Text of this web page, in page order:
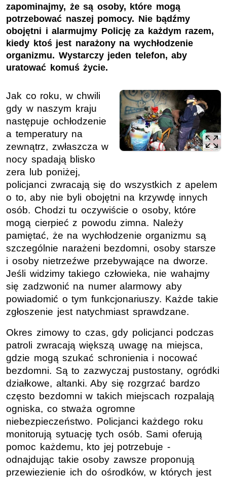
zapominajmy, że są osoby, które mogą
potrzebować naszej pomocy. Nie bądźmy
obojętni i alarmujmy Policję za każdym razem,
kiedy ktoś jest narażony na wychłodzenie
organizmu. Wystarczy jeden telefon, aby
uratować komuś życie.
Jak co roku, w chwili
gdy w naszym kraju
następuje ochłodzenie
a temperatury na
zewnątrz, zwłaszcza w
nocy spadają blisko
zera lub poniżej,
policjanci zwracają się do wszystkich z apelem
o to, aby nie byli obojętni na krzywdę innych
osób. Chodzi tu oczywiście o osoby, które
mogą cierpieć z powodu zimna. Należy
pamiętać, że na wychłodzenie organizmu są
szczególnie narażeni bezdomni, osoby starsze
i osoby nietrzeźwe przebywające na dworze.
Jeśli widzimy takiego człowieka, nie wahajmy
się zadzwonić na numer alarmowy aby
powiadomić o tym funkcjonariuszy. Każde takie
zgłoszenie jest natychmiast sprawdzane.
Okres zimowy to czas, gdy policjanci podczas
patroli zwracają większą uwagę na miejsca,
gdzie mogą szukać schronienia i nocować
bezdomni. Są to zazwyczaj pustostany, ogródki
działkowe, altanki. Aby się rozgrzać bardzo
często bezdomni w takich miejscach rozpalają
ogniska, co stważa ogromne
niebezpieczeństwo. Policjanci każdego roku
monitorują sytuację tych osób. Sami oferują
pomoc każdemu, kto jej potrzebuje -
odnajdując takie osoby zawsze proponują
przewiezienie ich do ośrodków, w których jest